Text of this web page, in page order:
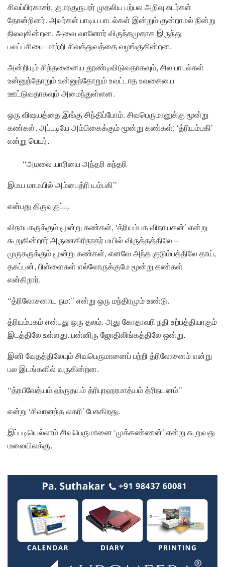
சிவப்பிரகாசர், குமரகுருபரர் முதலிய பற்பல அறிவு சுடர்கள்
தோன்றினர். அவர்கள் பாடிய பாடல்கள் இன்றும் குன்றாமல் நின்று
நிலவுகின்றன. அவை வானோர் விருந்தமுதாக இருந்து
பவப்பசியை மாற்றி சிவத்துவத்தை வழங்குகின்றன.
அன்றியும் சிந்தனைைய தூண்டிவிடுவதாகவும், சில பாடல்கள்
உன்னுந்தோறும் உன்னுந்தோறும் உவட்டாத உவகையை
ஊட்டுவதாகவும் அமைந்துள்ளன.
ஒரு விஷயத்தை இங்கு சிந்திப்போம். சிவபெருமானுக்கு மூன்று
கண்கள். அப்படியே அம்பிகைக்கும் மூன்று கண்கள்; ‘த்ரியம்பகி’
என்று பெயர்.
‘‘அமலை யாரியை அந்தரி சுந்தரி
இமய மாமயில் அம்பைத்ரி யம்பகி’’
என்பது திருவகுப்பு.
விநாயகருக்கும் மூன்று கண்கள், ‘த்ரியம்பக விநாயகன்’ என்று
கூறுகின்றார் அருணகிரிநாதர் மயில் விருத்தத்திலே –
முருகருக்கும் மூன்று கண்கள், எனவே அந்த குடும்பத்திலே தாய்,
தகப்பன், பிள்ளைகள் எல்லோருக்குமே மூன்று கண்கள்
என்கிறார்.
‘‘த்ரிலோசனாய நம:’’ என்று ஒரு மந்திரமும் உண்டு.
த்ரியம்பகம் என்பது ஒரு தலம். அது கோதாவரி நதி உற்பத்தியாகும்
இடத்திலே உள்ளது. பன்னிரு ஜோதிலிங்கத்திலே ஒன்று.
இனி வேதத்திலேயும் சிவபெருமானைப் பற்றி த்ரிலோசனம் என்று
பல இடங்களில் வருகின்றன.
‘‘த்ரயீவேத்யம் ஹ்ருதயம் த்ரிபுரஹரமாத்யம் த்ரிநயனம்’’
என்று ‘சிவானந்த லகரி’ பேசுகிறது.
இப்படியெல்லாம் சிவபெருமானை ‘முக்கண்ணன்’ என்று கூறுவது
மலையிலக்கு.